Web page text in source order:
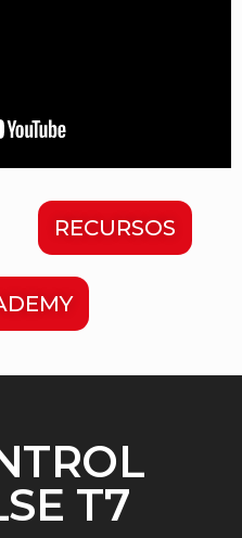
RECURSOS
T7